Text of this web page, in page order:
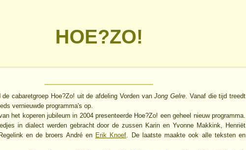
HOE?ZO!
de cabaretgroep Hoe?Zo! uit de afdeling Vorden vanJong Gelre . Vanaf die tijd treedt
vernieuwde programma's op.
het koperen jubileum in 2004 presenteerde Hoe?Zo! een geheel nieuw programma.
in dialect werden gebracht door de zussen Karin en Yvonne Makkink, Henriët
en de broers André en Erik Knoef . De laatste maakte ook alle teksten en